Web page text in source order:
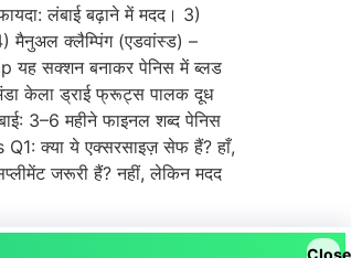
लंबाई बढ़ाने में मदद। 3)
मैनुअल क्लैम्पिंग (एडवांस्ड) –
यह सक्शन बनाकर पेनिस में ब्लड
केला ड्राई फ्रूट्स पालक दूध
3–6 महीने फाइनल शब्द पेनिस
Q1: क्या ये एक्सरसाइज़ सेफ हैं? हाँ,
जरूरी हैं? नहीं, लेकिन मदद
Close